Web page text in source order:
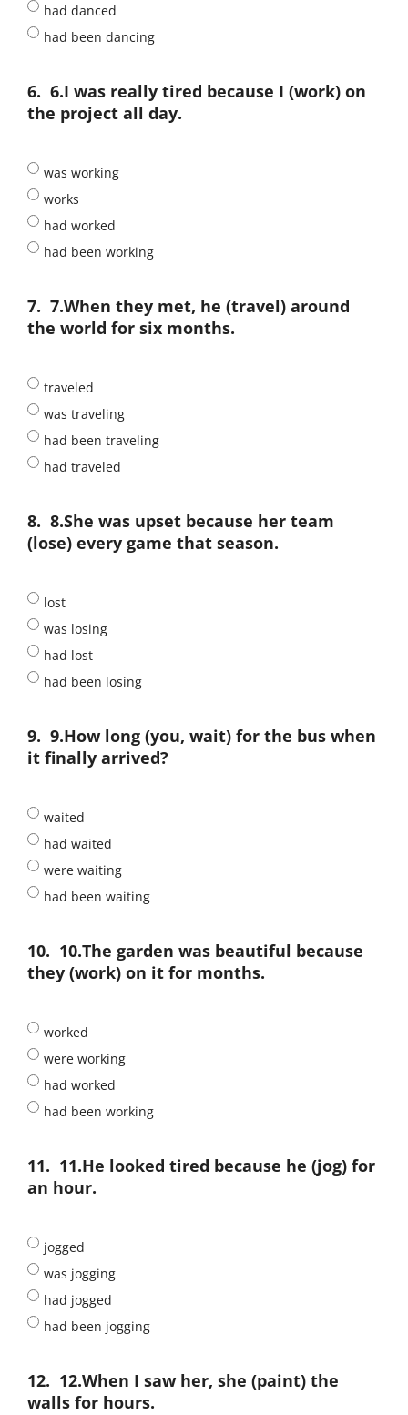
had danced
had been dancing
6. 6.I was really tired because I (work) on
the project all day.
was working
works
had worked
had been working
7. 7.When they met, he (travel) around
the world for six months.
traveled
was traveling
had been traveling
had traveled
8. 8.She was upset because her team
(lose) every game that season.
lost
was losing
had lost
had been losing
9. 9.How long (you, wait) for the bus when
it finally arrived?
waited
had waited
were waiting
had been waiting
10. 10.The garden was beautiful because
they (work) on it for months.
worked
were working
had worked
had been working
11. 11.He looked tired because he (jog) for
an hour.
jogged
was jogging
had jogged
had been jogging
12. 12.When I saw her, she (paint) the
walls for hours.